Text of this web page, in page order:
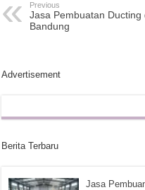
Previous
Jasa Pembuatan Ducting
Bandung
Advertisement
Berita Terbaru
Jasa